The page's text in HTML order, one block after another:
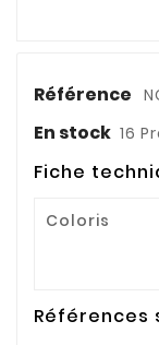
Référence
En stock 16
Fiche
Coloris
Références